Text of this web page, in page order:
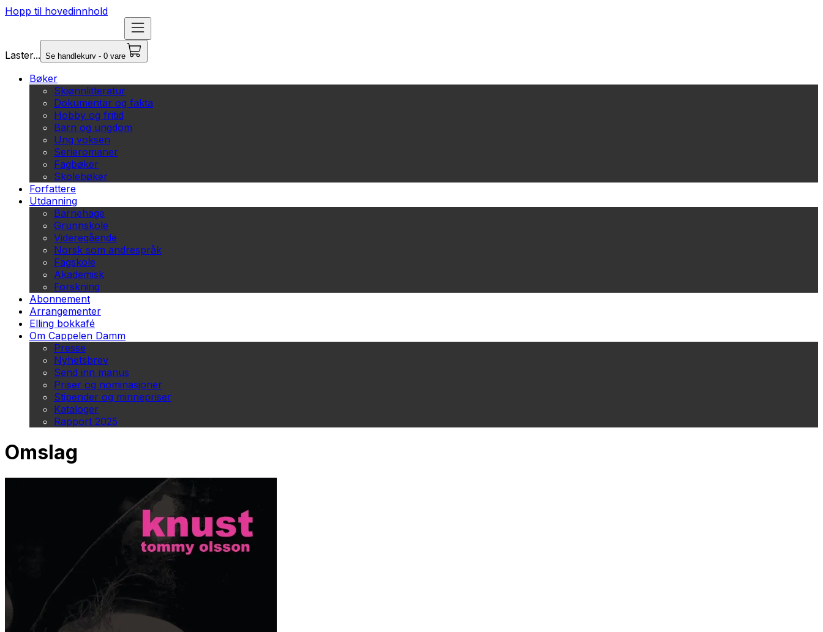
Hopp til hovedinnhold
Laster... Se handlekurv - 0 vare
Bøker
Skjønnlitteratur
Dokumentar og fakta
Hobby og fritid
Barn og ungdom
Ung voksen
Serieromaner
Fagbøker
Skolebøker
Forfattere
Utdanning
Barnehage
Grunnskole
Videregående
Norsk som andrespråk
Fagskole
Akademisk
Forskning
Abonnement
Arrangementer
Elling bokkafé
Om Cappelen Damm
Presse
Nyhetsbrev
Send inn manus
Priser og nominasjoner
Stipender og minnepriser
Kataloger
Rapport 2025
Omslag